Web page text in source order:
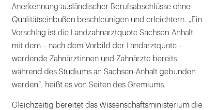
Anerkennung ausländischer Berufsabschlüsse ohne
Qualitätseinbußen beschleunigen und erleichtern. „Ein
Vorschlag ist die Landzahnarztquote Sachsen-Anhalt,
mit dem – nach dem Vorbild der Landarztquote –
werdende Zahnärztinnen und Zahnärzte bereits
während des Studiums an Sachsen-Anhalt gebunden
werden“, heißt es von Seiten des Gremiums.
Gleichzeitig bereitet das Wissenschaftsministerium die